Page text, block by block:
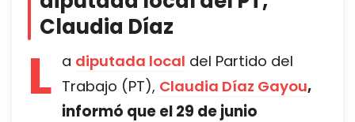
Claudia Díaz
L a diputada local del Partido del
Trabajo (PT), Claudia Díaz Gayou,
informó que el 29 de junio